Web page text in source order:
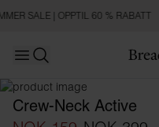
SALE | OPPTIL 60 % RABATT
Open main menu
Crew-Neck Active